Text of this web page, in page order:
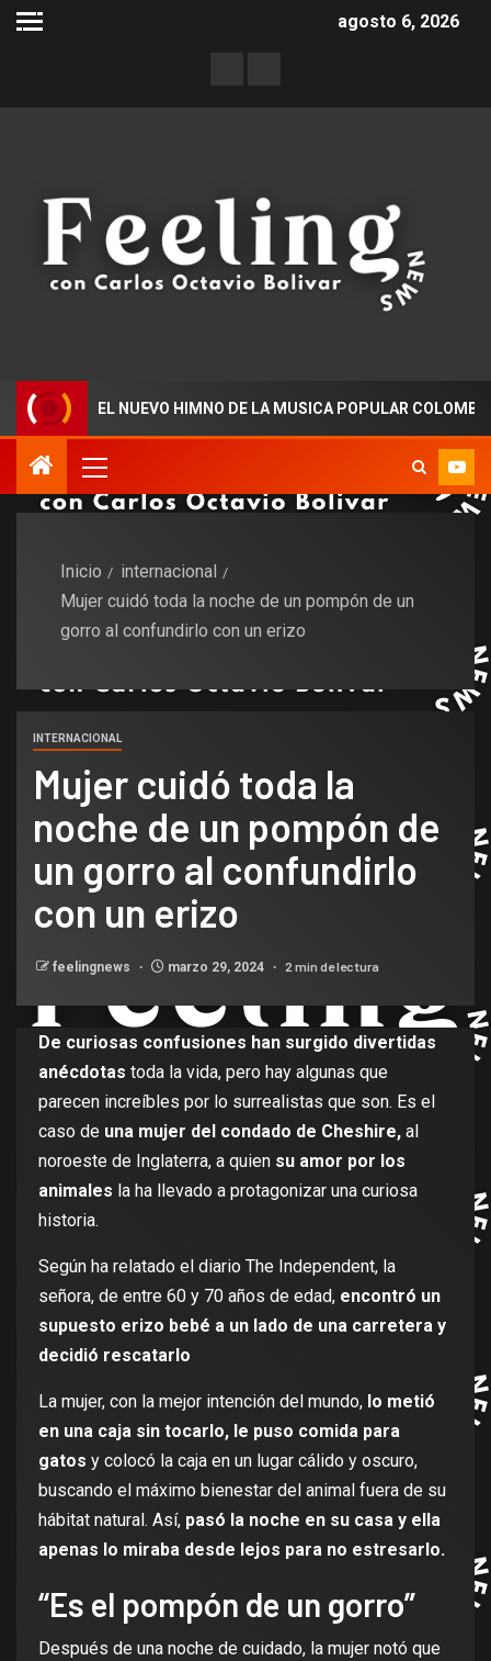
agosto 6, 2026
EL NUEVO HIMNO DE LA MUSICA POPULAR COLOMBIANA
Inicio
internacional
Mujer cuidó toda la noche de un pompón de un
gorro al confundirlo con un erizo
INTERNACIONAL
Mujer cuidó toda la
noche de un pompón de
un gorro al confundirlo
con un erizo
feelingnews marzo 29, 2024 2 min de lectura
De curiosas confusiones han surgido divertidas
anécdotas toda la vida, pero hay algunas que
parecen increíbles por lo surrealistas que son. Es el
caso de una mujer del condado de Cheshire, al
noroeste de Inglaterra, a quien su amor por los
animales la ha llevado a protagonizar una curiosa
historia.
Según ha relatado el diario The Independent, la
señora, de entre 60 y 70 años de edad, encontró un
supuesto erizo bebé a un lado de una carretera y
decidió rescatarlo
La mujer, con la mejor intención del mundo, lo metió
en una caja sin tocarlo, le puso comida para
gatos y colocó la caja en un lugar cálido y oscuro,
buscando el máximo bienestar del animal fuera de su
hábitat natural. Así, pasó la noche en su casa y ella
apenas lo miraba desde lejos para no estresarlo.
“Es el pompón de un gorro”
Después de una noche de cuidado, la mujer notó que